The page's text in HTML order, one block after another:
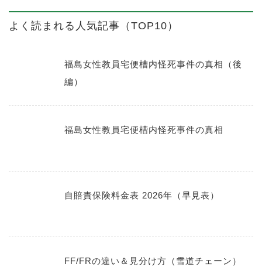
よく読まれる人気記事（TOP10）
福島女性教員宅便槽内怪死事件の真相（後
編）
福島女性教員宅便槽内怪死事件の真相
自賠責保険料金表 2026年（早見表）
FF/FRの違い＆見分け方（雪道チェーン）